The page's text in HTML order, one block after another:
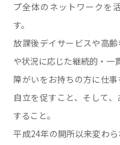
プ全体のネットワークを
す。
放課後デイサービスや高
や状況に応じた継続的・一
障がいをお持ちの方に仕
自立を促すこと、 そして
すること。
平成24年の開所以来変わ